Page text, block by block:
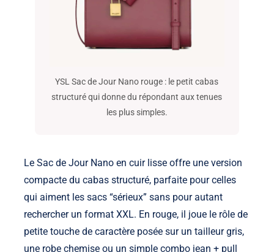
YSL Sac de Jour Nano rouge : le petit cabas
structuré qui donne du répondant aux tenues
les plus simples.
Le Sac de Jour Nano en cuir lisse offre une version
compacte du cabas structuré, parfaite pour celles
qui aiment les sacs “sérieux” sans pour autant
rechercher un format XXL. En rouge, il joue le rôle de
petite touche de caractère posée sur un tailleur gris,
une robe chemise ou un simple combo jean + pull